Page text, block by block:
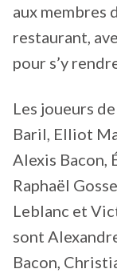
aux membres
restaurant,
pour s’y
Les joueurs
Baril, Elliot
Alexis Bacon,
Raphaël
Leblanc et
sont
Bacon,